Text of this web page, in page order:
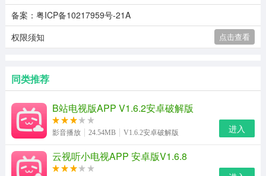
备案：粤ICP备10217959号-21A
权限须知
点击查看
同类推荐
B站电视版APP V1.6.2安卓破解版
影音播放 24.54MB V1.6.2安卓破解版 进入
云视听小电视APP 安卓版V1.6.8